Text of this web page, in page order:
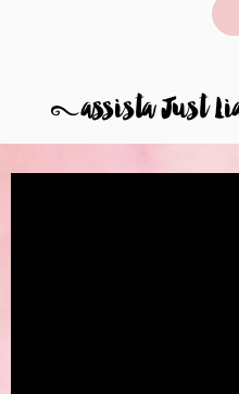
8assista Just